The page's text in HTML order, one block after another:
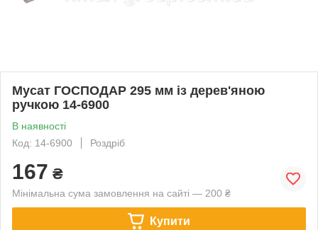
Мусат ГОСПОДАР 295 мм із дерев'яною
ручкою 14-6900
В наявності
Код: 14-6900
Роздріб
167 ₴
Мінімальна сума замовлення на сайті — 200 ₴
Купити